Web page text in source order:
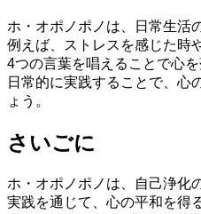
ホ・オポノポノは、日常生活
例えば、ストレスを感じた時
4つの言葉を唱えることで心
日常的に実践することで、心
ょう。
さいごに
ホ・オポノポノは、自己浄化
実践を通じて、心の平和を得